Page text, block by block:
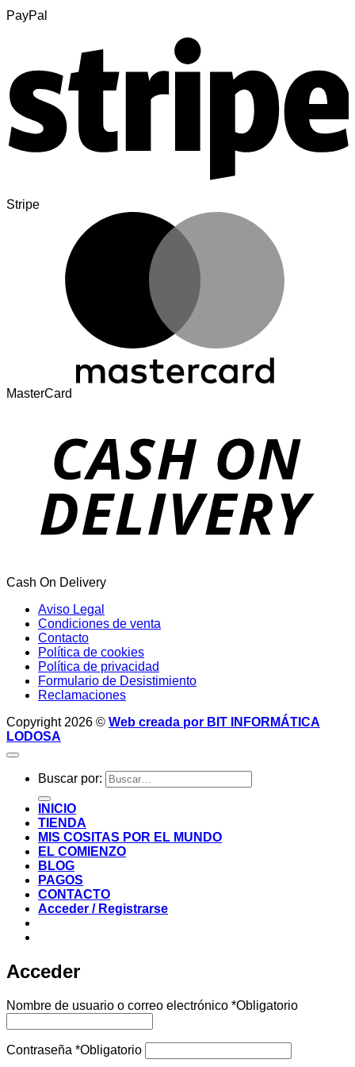
PayPal
Stripe
MasterCard
Cash On Delivery
Aviso Legal
Condiciones de venta
Contacto
Política de cookies
Política de privacidad
Formulario de Desistimiento
Reclamaciones
Copyright 2026 © Web creada por BIT INFORMÁTICA
LODOSA
Buscar por:
INICIO
TIENDA
MIS COSITAS POR EL MUNDO
EL COMIENZO
BLOG
PAGOS
CONTACTO
Acceder / Registrarse
Acceder
Nombre de usuario o correo electrónico *Obligatorio
Contraseña *Obligatorio